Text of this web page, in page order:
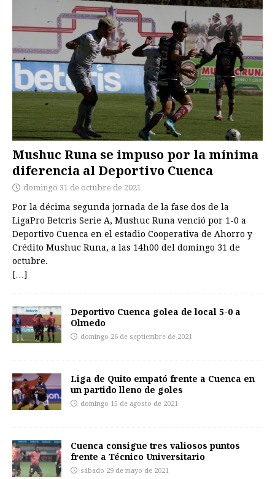
Mushuc Runa se impuso por la mínima
diferencia al Deportivo Cuenca
domingo 31 de octubre de 2021
Por la décima segunda jornada de la fase dos de la
LigaPro Betcris Serie A, Mushuc Runa venció por 1-0 a
Deportivo Cuenca en el estadio Cooperativa de Ahorro y
Crédito Mushuc Runa, a las 14h00 del domingo 31 de
octubre.
[…]
Deportivo Cuenca golea de local 5-0 a
Olmedo
domingo 26 de septiembre de 2021
Liga de Quito empató frente a Cuenca en
un partido lleno de goles
domingo 15 de agosto de 2021
Cuenca consigue tres valiosos puntos
frente a Técnico Universitario
sábado 29 de mayo de 2021